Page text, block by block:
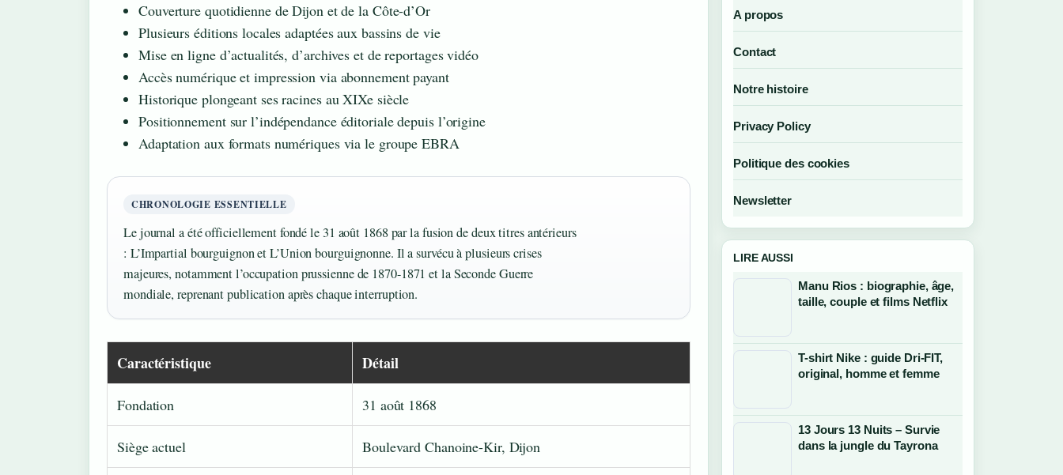
Couverture quotidienne de Dijon et de la Côte-d’Or
Plusieurs éditions locales adaptées aux bassins de vie
Mise en ligne d’actualités, d’archives et de reportages vidéo
Accès numérique et impression via abonnement payant
Historique plongeant ses racines au XIXe siècle
Positionnement sur l’indépendance éditoriale depuis l’origine
Adaptation aux formats numériques via le groupe EBRA
CHRONOLOGIE ESSENTIELLE
Le journal a été officiellement fondé le 31 août 1868 par la fusion de deux titres antérieurs
: L’Impartial bourguignon et L’Union bourguignonne. Il a survécu à plusieurs crises
majeures, notamment l’occupation prussienne de 1870-1871 et la Seconde Guerre
mondiale, reprenant publication après chaque interruption.
Caractéristique Détail
Fondation 31 août 1868
Siège actuel Boulevard Chanoine-Kir, Dijon
A propos
Contact
Notre histoire
Privacy Policy
Politique des cookies
Newsletter
LIRE AUSSI
Manu Rios : biographie, âge,
taille, couple et films Netflix
T-shirt Nike : guide Dri-FIT,
original, homme et femme
13 Jours 13 Nuits – Survie
dans la jungle du Tayrona